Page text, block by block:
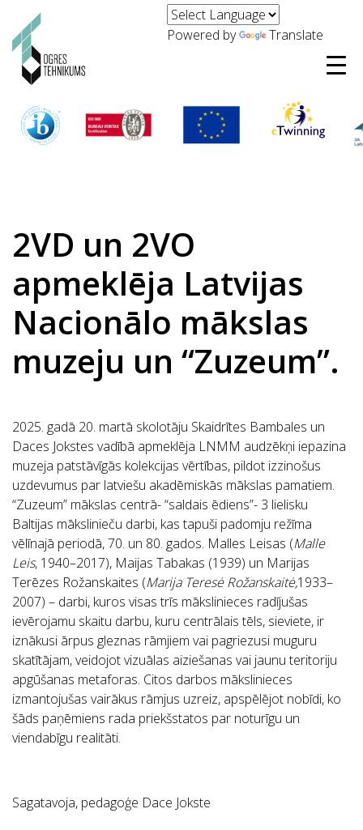
Powered by Translate
2VD un 2VO
apmeklēja Latvijas
Nacionālo mākslas
muzeju un “Zuzeum”.
2025. gadā 20. martā skolotāju Skaidrītes Bambales un
Daces Jokstes vadībā apmeklēja LNMM audzēkņi iepazina
muzeja patstāvīgās kolekcijas vērtības, pildot izzinošus
uzdevumus par latviešu akadēmiskās mākslas pamatiem.
“Zuzeum” mākslas centrā- “saldais ēdiens”- 3 lielisku
Baltijas mākslinieču darbi, kas tapuši padomju režīma
vēlīnajā periodā, 70. un 80. gados. Malles Leisas (Malle
Leis, 1940–2017), Maijas Tabakas (1939) un Marijas
Terēzes Rožanskaites (Marija Teresė Rožanskaitė,1933–
2007) – darbi, kuros visas trīs mākslinieces radījušas
ievērojamu skaitu darbu, kuru centrālais tēls, sieviete, ir
iznākusi ārpus gleznas rāmjiem vai pagriezusi muguru
skatītājam, veidojot vizuālas aiziešanas vai jaunu teritoriju
apgūšanas metaforas. Citos darbos mākslinieces
izmantojušas vairākus rāmjus uzreiz, apspēlējot nobīdi, ko
šāds paņēmiens rada priekšstatos par noturīgu un
viendabīgu realitāti.
Sagatavoja, pedagoģe Dace Jokste